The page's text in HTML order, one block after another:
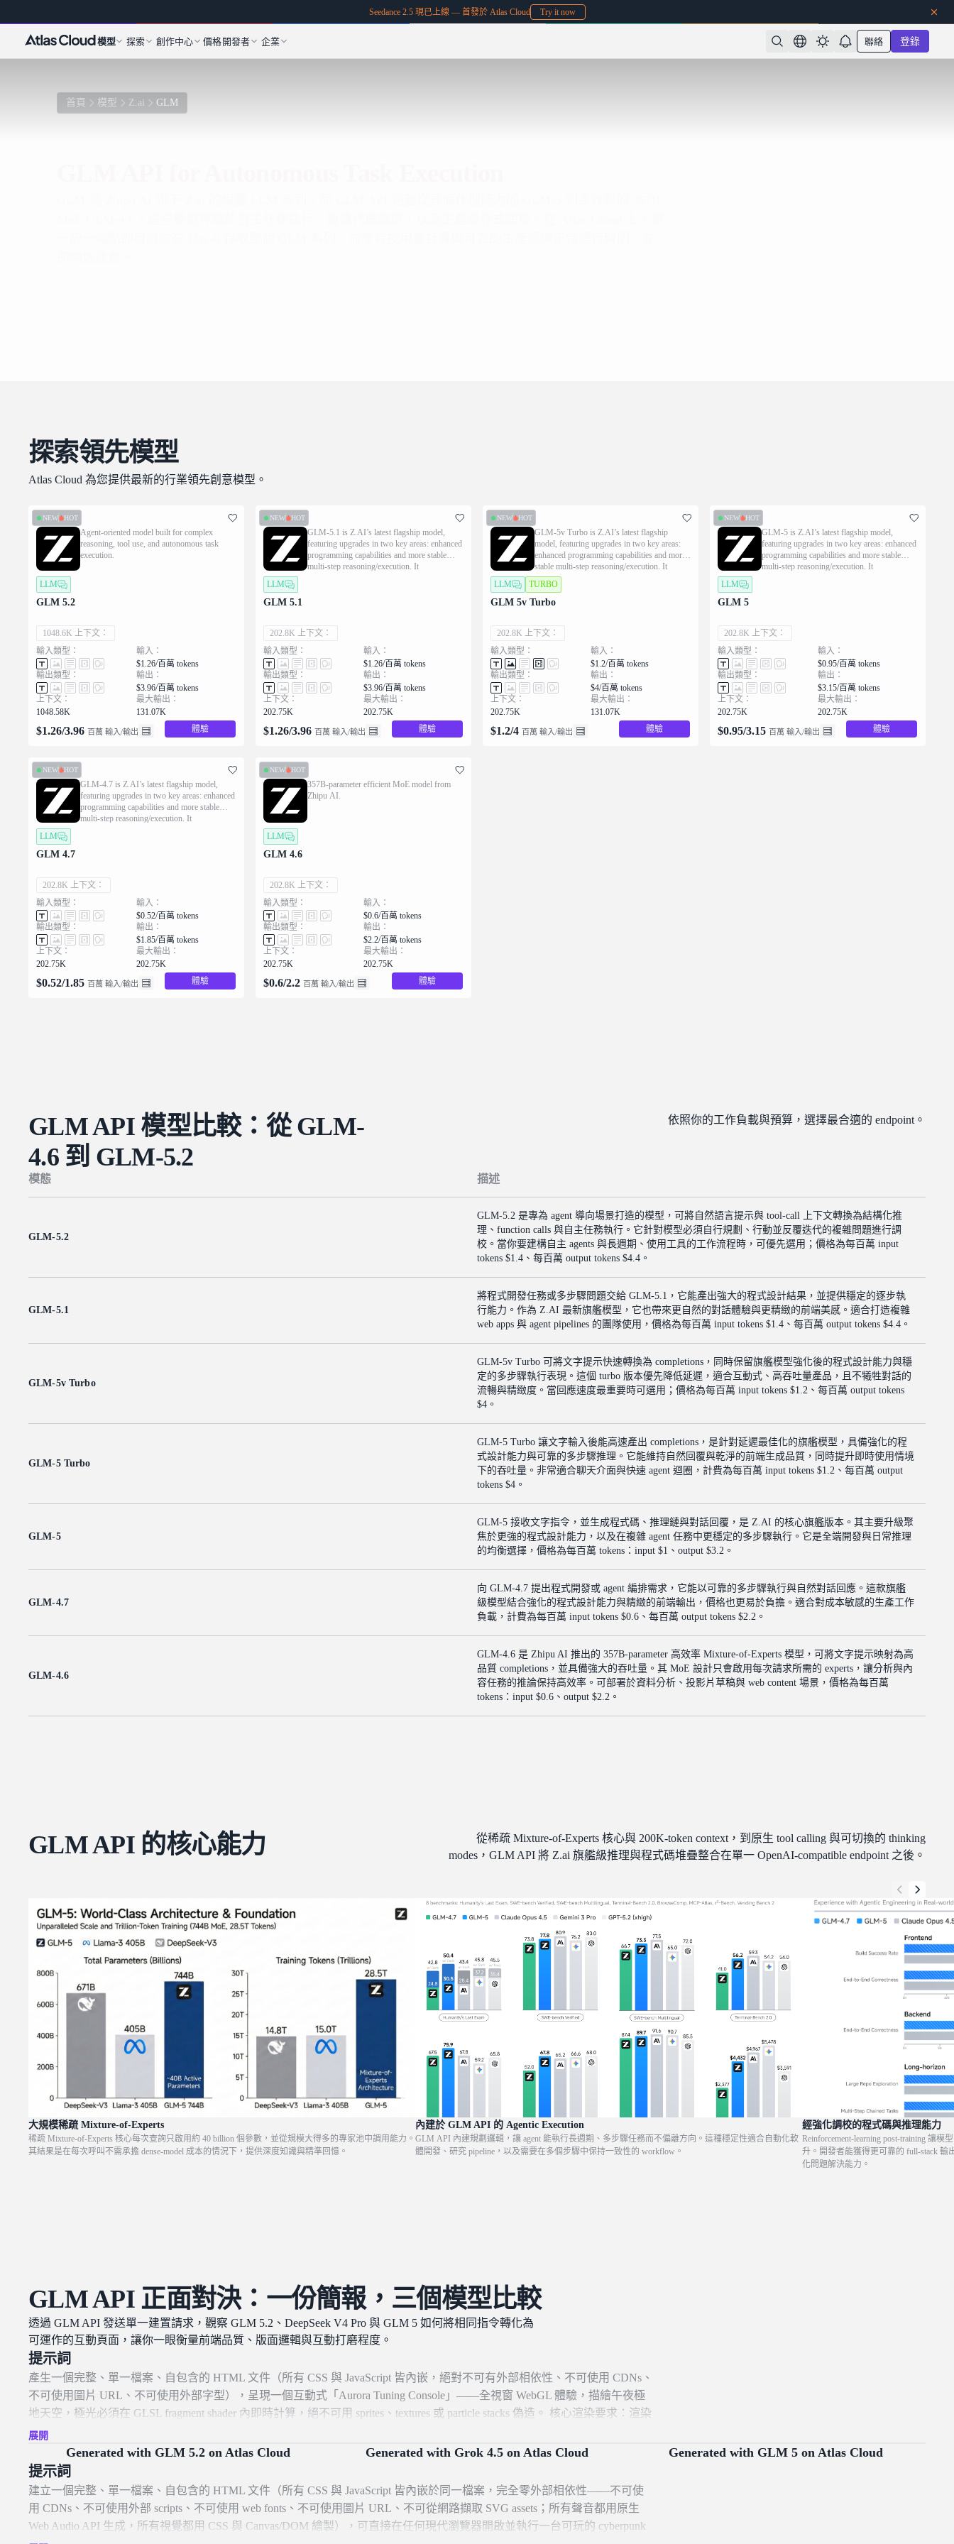
Seedance 2.5 現已上線 — 首發於 Atlas Cloud Try it now
模型 探索 創作中心 價格開發者 企業 聯絡 登錄
首頁 模型 Z.ai GLM
探索領先模型
Atlas Cloud 為您提供最新的行業領先創意模型。
NEW HOT
Agent-oriented model built for complex
reasoning, tool use, and autonomous task
execution.
LLM
GLM 5.2
1048.6K 上下文：
輸入類型：
輸出類型：
上下文：
1048.58K
輸入：
$1.26/百萬 tokens
輸出：
$3.96/百萬 tokens
最大輸出：
131.07K
$1.26/3.96 百萬 輸入/輸出 體驗
NEW HOT
GLM-5.1 is Z.AI’s latest flagship model,
featuring upgrades in two key areas: enhanced
programming capabilities and more stable
multi-step reasoning/execution. It
LLM
GLM 5.1
202.8K 上下文：
輸入類型：
輸出類型：
上下文：
202.75K
輸入：
$1.26/百萬 tokens
輸出：
$3.96/百萬 tokens
最大輸出：
202.75K
$1.26/3.96 百萬 輸入/輸出 體驗
NEW HOT
GLM-5v Turbo is Z.AI’s latest flagship
model, featuring upgrades in two key areas:
enhanced programming capabilities and more
stable multi-step reasoning/execution. It
demonstrates significant improvements in
executing complex agent tasks while
delivering more natural conversational
LLM TURBO
GLM 5v Turbo
202.8K 上下文：
輸入類型：
輸出類型：
上下文：
202.75K
輸入：
$1.2/百萬 tokens
輸出：
$4/百萬 tokens
最大輸出：
131.07K
$1.2/4 百萬 輸入/輸出 體驗
NEW HOT
GLM-5 is Z.AI’s latest flagship model,
featuring upgrades in two key areas: enhanced
programming capabilities and more stable
multi-step reasoning/execution. It
LLM
GLM 5
202.8K 上下文：
輸入類型：
輸出類型：
上下文：
202.75K
輸入：
$0.95/百萬 tokens
輸出：
$3.15/百萬 tokens
最大輸出：
202.75K
$0.95/3.15 百萬 輸入/輸出 體驗
NEW HOT
GLM-4.7 is Z.AI’s latest flagship model,
featuring upgrades in two key areas: enhanced
programming capabilities and more stable
multi-step reasoning/execution. It
LLM
GLM 4.7
202.8K 上下文：
輸入類型：
輸出類型：
上下文：
202.75K
輸入：
$0.52/百萬 tokens
輸出：
$1.85/百萬 tokens
最大輸出：
202.75K
$0.52/1.85 百萬 輸入/輸出 體驗
NEW HOT
357B-parameter efficient MoE model from
Zhipu AI.
LLM
GLM 4.6
202.8K 上下文：
輸入類型：
輸出類型：
上下文：
202.75K
輸入：
$0.6/百萬 tokens
輸出：
$2.2/百萬 tokens
最大輸出：
202.75K
$0.6/2.2 百萬 輸入/輸出 體驗
GLM API 模型比較：從 GLM-
4.6 到 GLM-5.2
依照你的工作負載與預算，選擇最合適的 endpoint。
模態 描述
GLM-5.2
GLM-5.2 是專為 agent 導向場景打造的模型，可將自然語言提示與 tool-call 上下文轉換為結構化推
理、function calls 與自主任務執行。它針對模型必須自行規劃、行動並反覆迭代的複雜問題進行調
校。當你要建構自主 agents 與長週期、使用工具的工作流程時，可優先選用；價格為每百萬 input
tokens $1.4、每百萬 output tokens $4.4。
GLM-5.1
將程式開發任務或多步驟問題交給 GLM-5.1，它能產出強大的程式設計結果，並提供穩定的逐步執
行能力。作為 Z.AI 最新旗艦模型，它也帶來更自然的對話體驗與更精緻的前端美感。適合打造複雜
web apps 與 agent pipelines 的團隊使用，價格為每百萬 input tokens $1.4、每百萬 output tokens $4.4。
GLM-5v Turbo
GLM-5v Turbo 可將文字提示快速轉換為 completions，同時保留旗艦模型強化後的程式設計能力與穩
定的多步驟執行表現。這個 turbo 版本優先降低延遲，適合互動式、高吞吐量產品，且不犧牲對話的
流暢與精緻度。當回應速度最重要時可選用；價格為每百萬 input tokens $1.2、每百萬 output tokens
$4。
GLM-5 Turbo
GLM-5 Turbo 讓文字輸入後能高速產出 completions，是針對延遲最佳化的旗艦模型，具備強化的程
式設計能力與可靠的多步驟推理。它能維持自然回覆與乾淨的前端生成品質，同時提升即時使用情境
下的吞吐量。非常適合聊天介面與快速 agent 迴圈，計費為每百萬 input tokens $1.2、每百萬 output
tokens $4。
GLM-5
GLM-5 接收文字指令，並生成程式碼、推理鏈與對話回覆，是 Z.AI 的核心旗艦版本。其主要升級聚
焦於更強的程式設計能力，以及在複雜 agent 任務中更穩定的多步驟執行。它是全端開發與日常推理
的均衡選擇，價格為每百萬 tokens：input $1、output $3.2。
GLM-4.7
向 GLM-4.7 提出程式開發或 agent 編排需求，它能以可靠的多步驟執行與自然對話回應。這款旗艦
級模型結合強化的程式設計能力與精緻的前端輸出，價格也更易於負擔。適合對成本敏感的生產工作
負載，計費為每百萬 input tokens $0.6、每百萬 output tokens $2.2。
GLM-4.6
GLM-4.6 是 Zhipu AI 推出的 357B-parameter 高效率 Mixture-of-Experts 模型，可將文字提示映射為高
品質 completions，並具備強大的吞吐量。其 MoE 設計只會啟用每次請求所需的 experts，讓分析與內
容任務的推論保持高效率。可部署於資料分析、投影片草稿與 web content 場景，價格為每百萬
tokens：input $0.6、output $2.2。
GLM API 的核心能力
從稀疏 Mixture-of-Experts 核心與 200K-token context，到原生 tool calling 與可切換的 thinking
modes，GLM API 將 Z.ai 旗艦級推理與程式碼堆疊整合在單一 OpenAI-compatible endpoint 之後。
大規模稀疏 Mixture-of-Experts
稀疏 Mixture-of-Experts 核心每次查詢只啟用約 40 billion 個參數，並從規模大得多的專家池中調用能力。
其結果是在每次呼叫不需承擔 dense-model 成本的情況下，提供深度知識與精準回憶。
內建於 GLM API 的 Agentic Execution
GLM API 內建規劃邏輯，讓 agent 能執行長週期、多步驟任務而不偏離方向。這種穩定性適合自動化軟
體開發、研究 pipeline，以及需要在多個步驟中保持一致性的 workflow。
經強化調校的程式碼與推理能力
Reinforcement-learning post-training 讓
升。開發者能獲得更可靠的 full-stack
化問題解決能力。
GLM API 正面對決：一份簡報，三個模型比較
透過 GLM API 發送單一建置請求，觀察 GLM 5.2、DeepSeek V4 Pro 與 GLM 5 如何將相同指令轉化為
可運作的互動頁面，讓你一眼衡量前端品質、版面邏輯與互動打磨程度。
提示詞
產生一個完整、單一檔案、自包含的 HTML 文件（所有 CSS 與 JavaScript 皆內嵌，絕對不可有外部相依性、不可使用 CDNs、
不可使用圖片 URL、不可使用外部字型），呈現一個互動式「Aurora Tuning Console」——全視窗 WebGL 體驗，描繪午夜極
地天空，極光必須在 GLSL fragment shader 內即時計算，絕不可用 sprites、textures 或 particle stacks 偽造。 核心渲染要求：渲染
單一全螢幕 quad，並在 fragment shader 中完成所有視覺工作。北極光必須由分層 fractal value/simplex noise（fbm，4–6 octaves）
程序生成，並透過 uniform clock 隨時間流動與扭曲，形成高聳的垂直光幕，會呼吸、漣動、糾結並消散。將極光建模為自發光
的體積光暈：沿垂直衰減累積亮度，在每道光幕底部加入柔和 bloom，並在深暗上空散佈微弱漂移的星塵 noise。畫面構圖為
極簡低地平線的仰望視角——約 80% 天空，底部有深色剪影山脊與鏡面般靜止的湖面，湖面以柔和漣漪、垂直鏡像的方式反
射極光與星星。基礎色盤為近黑的靛藍（深藍紫夜色）；極光是唯一高飽和元素——克制、發光、半透明，絕不俗豔。 互動
（皆需即時、流暢且反應明確）： - 滑鼠在天空中拖曳會像拉動布料一樣「牽引」光幕——將指標位置／速度送入 shader
展開
Generated with GLM 5.2 on Atlas Cloud Generated with Grok 4.5 on Atlas Cloud Generated with GLM 5 on Atlas Cloud
提示詞
建立一個完整、單一檔案、自包含的 HTML 文件（所有 CSS 與 JavaScript 皆內嵌於同一檔案，完全零外部相依性——不可使
用 CDNs、不可使用外部 scripts、不可使用 web fonts、不可使用圖片 URL、不可從網路擷取 SVG assets；所有聲音都用原生
Web Audio API 生成，所有視覺都用 CSS 與 Canvas/DOM 繪製），可直接在任何現代瀏覽器開啟並執行一台可玩的 cyberpunk